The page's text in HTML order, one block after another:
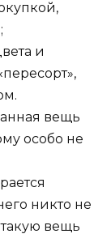
и
вещь
особо не
никто не
такую вещь